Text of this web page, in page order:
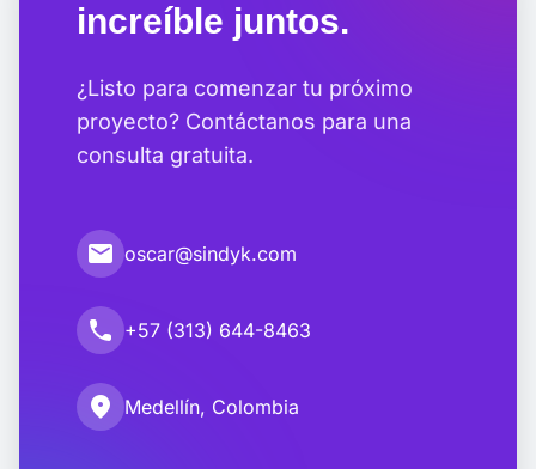
increíble juntos.
¿Listo para comenzar tu próximo
proyecto? Contáctanos para una
consulta gratuita.
email oscar@sindyk.com
call +57 (313) 644-8463
location_on Medellín, Colombia